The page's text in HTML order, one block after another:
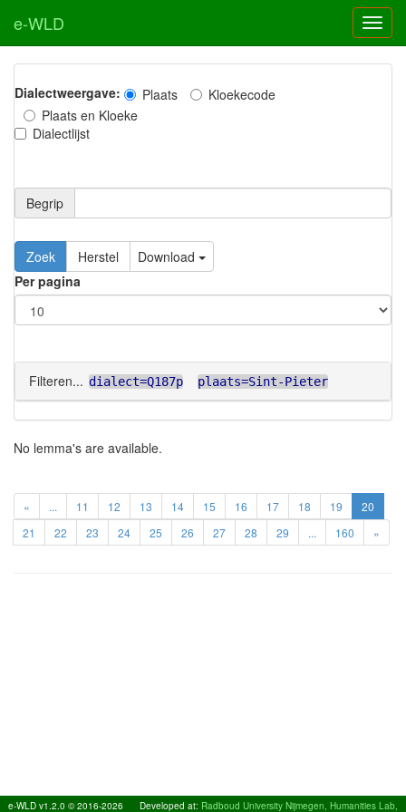
e-WLD
Dialectweergave: Plaats
Kloekecode
Plaats en Kloeke
Dialectlijst
Begrip
Zoek Herstel
Download
Per pagina
Filteren... dialect=Q187p plaats=Sint-Pieter
No lemma's are available.
« ... 11 12 13 14 15 16 17 18 19
20
21
22 23 24 25 26 27 28 29 ... 160 »
e-WLD v1.2.0 © 2016-2026 Developed at: Radboud University Nijmegen, Humanities Lab,